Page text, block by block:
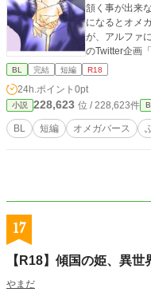
頷く事が出来なくてー⋯？ ※ゆる
になるとオメ
が、アルファにその
のTwitter企画
BL 完結 短編 R18
24h.ポイント 0pt
小説 228,623 位 / 228,623件
BL 短編 オメガバース
17
【R18】傾国の姫、異世
やまだ